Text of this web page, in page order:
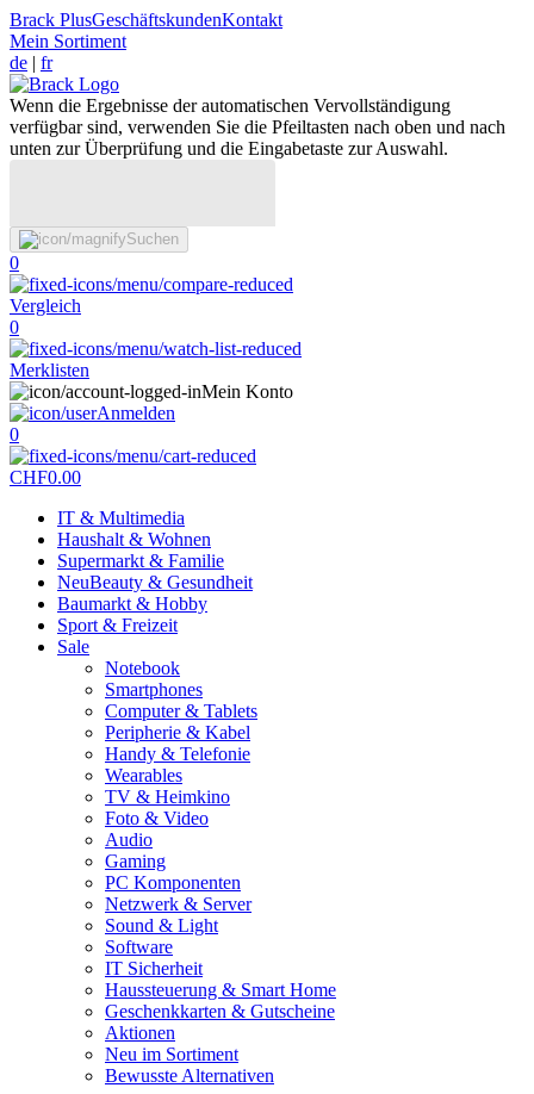
Brack PlusGeschäftskundenKontakt
Mein Sortiment
de | fr
Wenn die Ergebnisse der automatischen Vervollständigung
verfügbar sind, verwenden Sie die Pfeiltasten nach oben und nach
unten zur Überprüfung und die Eingabetaste zur Auswahl.
Suchen
0
Vergleich
0
Merklisten
Mein Konto
Anmelden
0
CHF0.00
IT & Multimedia
Haushalt & Wohnen
Supermarkt & Familie
NeuBeauty & Gesundheit
Baumarkt & Hobby
Sport & Freizeit
Sale
Notebook
Smartphones
Computer & Tablets
Peripherie & Kabel
Handy & Telefonie
Wearables
TV & Heimkino
Foto & Video
Audio
Gaming
PC Komponenten
Netzwerk & Server
Sound & Light
Software
IT Sicherheit
Haussteuerung & Smart Home
Geschenkkarten & Gutscheine
Aktionen
Neu im Sortiment
Bewusste Alternativen